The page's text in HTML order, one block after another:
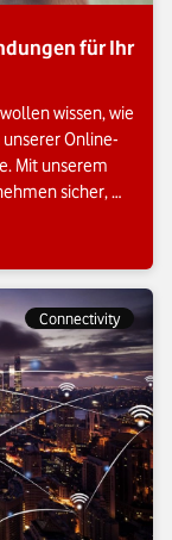
für Ihr
wissen, wie
Online-
Mit unserem
sicher,
Connectivity